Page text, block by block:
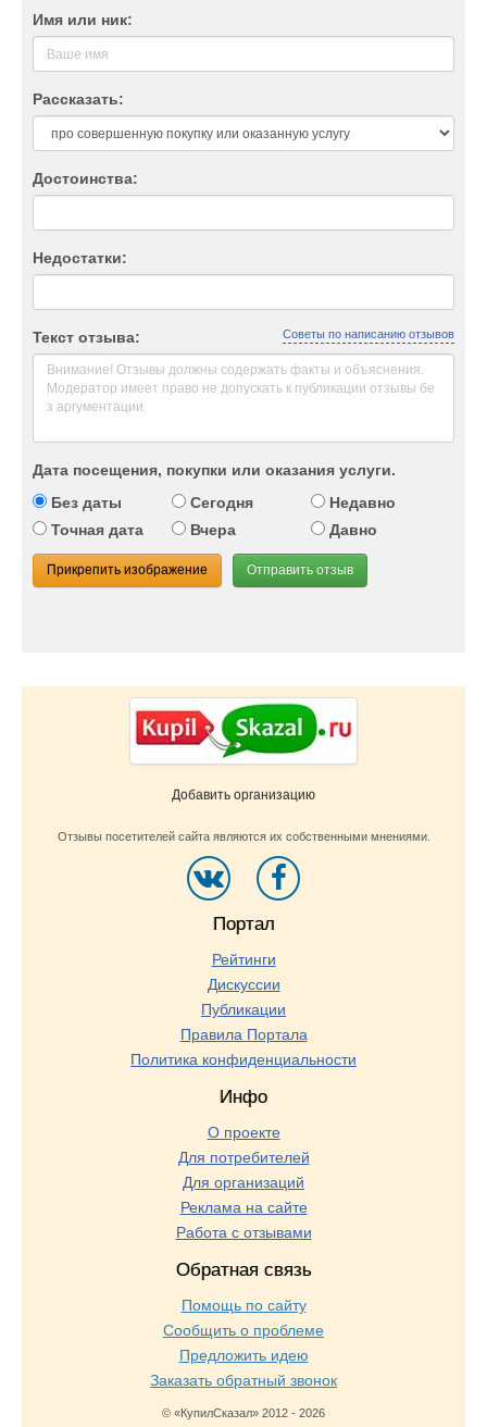
Имя или ник:
Рассказать:
Достоинства:
Недостатки:
Текст отзыва: Советы по написанию отзывов
Дата посещения, покупки или оказания услуги.
Без даты
Сегодня
Недавно
Точная дата
Вчера Давно
Прикрепить изображение Отправить отзыв
Добавить организацию
Отзывы посетителей сайта являются их собственными мнениями.
Портал
Рейтинги
Дискуссии
Публикации
Правила Портала
Политика конфиденциальности
Инфо
О проекте
Для потребителей
Для организаций
Реклама на сайте
Работа с отзывами
Обратная связь
Помощь по сайту
Сообщить о проблеме
Предложить идею
Заказать обратный звонок
© «КупилСказал» 2012 - 2026